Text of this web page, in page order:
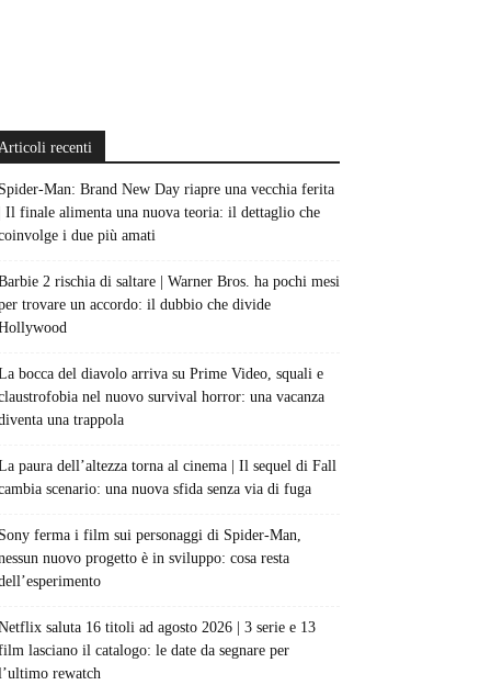
recenti
Spider-Man: Brand New Day riapre una vecchia ferita
| Il finale alimenta una nuova teoria: il dettaglio che
i due più amati
2 rischia di saltare | Warner Bros. ha pochi mesi
trovare un accordo: il dubbio che divide
bocca del diavolo arriva su Prime Video, squali e
nel nuovo survival horror: una vacanza
una trappola
paura dell’altezza torna al cinema | Il sequel di Fall
scenario: una nuova sfida senza via di fuga
Sony ferma i film sui personaggi di Spider-Man,
nuovo progetto è in sviluppo: cosa resta
saluta 16 titoli ad agosto 2026 | 3 serie e 13
lasciano il catalogo: le date da segnare per
rewatch